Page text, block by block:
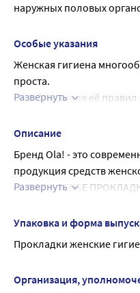
наружных половых
Особые указания
Женская гигиена
проста.
Несоблюдение её правил
Чтобы сохранить
прокладки
После использования не
Развернуть
Описание
Бренд Ola! - это
продукция средств
OLA SILK SENSE
сеточка, тонкие и
Крылышки - да
Ультратонкие прокладки
Развернуть
Упаковка и форма
Прокладки женские
Организация,